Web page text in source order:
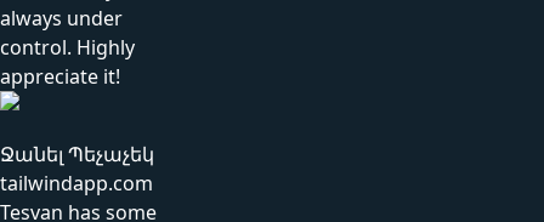
always under
control. Highly
appreciate it!
Ջանել Պեչաչեկ
tailwindapp.com
Tesvan has some